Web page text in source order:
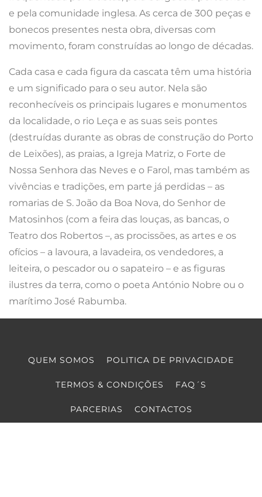
e pela comunidade inglesa. As cerca de 300 peças e
bonecos presentes nesta obra, diversas com
movimento, foram construídas ao longo de décadas.
Cada casa e cada figura da cascata têm uma história
e um significado para o seu autor. Nela são
reconhecíveis os principais lugares e monumentos
da localidade, o rio Leça e as suas seis pontes
(destruídas durante as obras de construção do Porto
de Leixões), as praias, a Igreja Matriz, o Forte de
Nossa Senhora das Neves e o Farol, mas também as
vivências e tradições, em parte já perdidas – as
romarias de S. João da Boa Nova, do Senhor de
Matosinhos (com a feira das louças, as bancas, o
Teatro dos Robertos –, as procissões, as artes e os
ofícios – a lavoura, a lavadeira, os vendedores, a
leiteira, o pescador ou o sapateiro – e as figuras
ilustres da terra, como o poeta António Nobre ou o
marítimo José Rabumba.
QUEM SOMOS POLITICA DE PRIVACIDADE
TERMOS & CONDIÇÕES FAQ´S
PARCERIAS CONTACTOS